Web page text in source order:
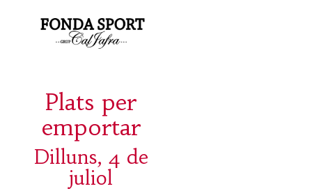
Plats per
emportar
Dilluns, 4 de
juliol